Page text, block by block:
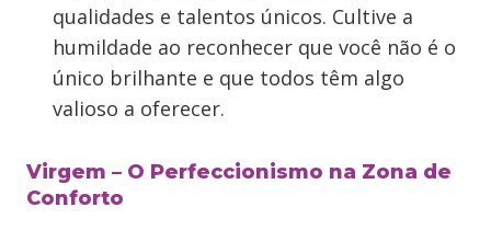
qualidades e talentos únicos. Cultive a
humildade ao reconhecer que você não é o
único brilhante e que todos têm algo
valioso a oferecer.
Virgem – O Perfeccionismo na Zona de
Conforto